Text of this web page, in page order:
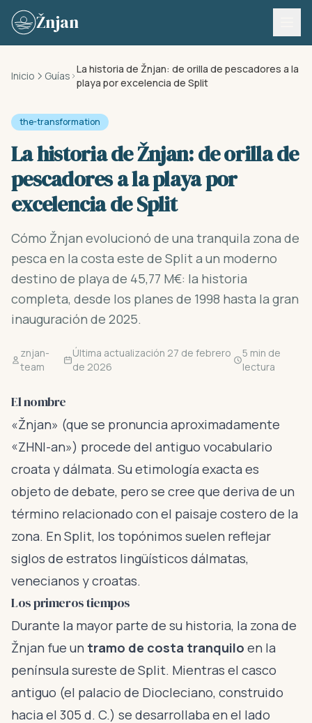
Skip to content
Žnjan
Inicio Guías
La historia de Žnjan: de orilla de pescadores a la
playa por excelencia de Split
the-transformation
La historia de Žnjan: de orilla de
pescadores a la playa por
excelencia de Split
Cómo Žnjan evolucionó de una tranquila zona de
pesca en la costa este de Split a un moderno
destino de playa de 45,77 M€: la historia
completa, desde los planes de 1998 hasta la gran
inauguración de 2025.
znjan-
team
Última actualización 27 de febrero
de 2026
5 min de
lectura
El nombre
«Žnjan» (que se pronuncia aproximadamente
«ZHNI-an») procede del antiguo vocabulario
croata y dálmata. Su etimología exacta es
objeto de debate, pero se cree que deriva de un
término relacionado con el paisaje costero de la
zona. En Split, los topónimos suelen reflejar
siglos de estratos lingüísticos dálmatas,
venecianos y croatas.
Los primeros tiempos
Durante la mayor parte de su historia, la zona de
Žnjan fue un tramo de costa tranquilo en la
península sureste de Split. Mientras el casco
antiguo (el palacio de Diocleciano, construido
hacia el 305 d. C.) se desarrollaba en el lado